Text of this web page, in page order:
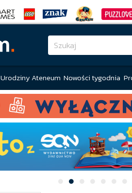
Urodziny Ateneum Nowości tygodnia